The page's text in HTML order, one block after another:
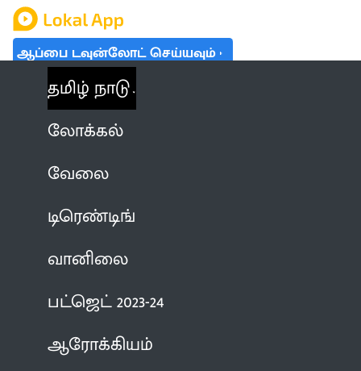
ஆப்பை டவுன்லோட் செய்யவும்
தமிழ் நாடு
லோக்கல்
வேலை
டிரெண்டிங்
வானிலை
பட்ஜெட் 2023-24
ஆரோக்கியம்